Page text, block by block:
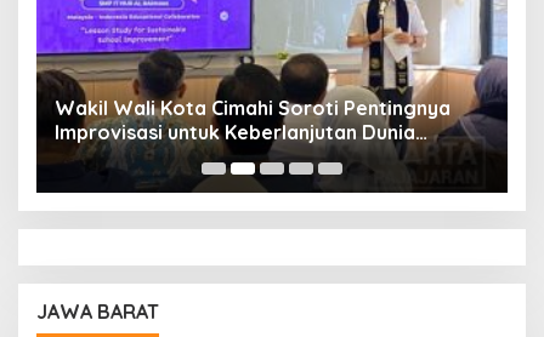
Wakil Wali Kota Cimahi Soroti Pentingnya
Improvisasi untuk Keberlanjutan Dunia
Pendidikan
JAWA BARAT